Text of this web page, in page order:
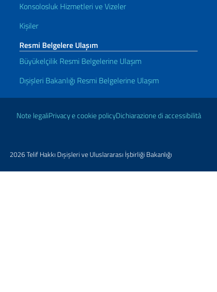
Konsolosluk Hizmetleri ve Vizeler
Kişiler
Resmi Belgelere Ulaşım
Büyükelçilik Resmi Belgelerine Ulaşım
Dışişleri Bakanlığı Resmi Belgelerine Ulaşım
Kullanışlı bağlantılar
Note legaliPrivacy e cookie policyDichiarazione di accessibilità
2026 Telif Hakkı Dışişleri ve Uluslararası İşbirliği Bakanlığı